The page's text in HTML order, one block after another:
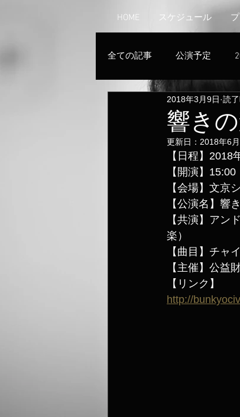
HOME スケジュール
全ての記事 公演予定
響き
2018年3月9日 読
更新日： 2018年6
【日程】2018
【開演】15:00
【会場】文京
【公演名】響
【共演】アン
楽）
【曲目】チャ
【主催】公益
【リンク】
http://